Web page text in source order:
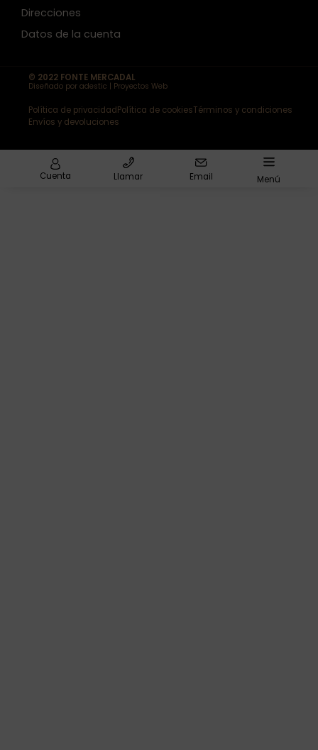
Direcciones
Datos de la cuenta
© 2022 FONTE MERCADAL
Diseñado por adestic | Proyectos Web
Política de privacidadPolítica de cookiesTérminos y condiciones
Envíos y devoluciones
Cuenta Llamar Email Menú